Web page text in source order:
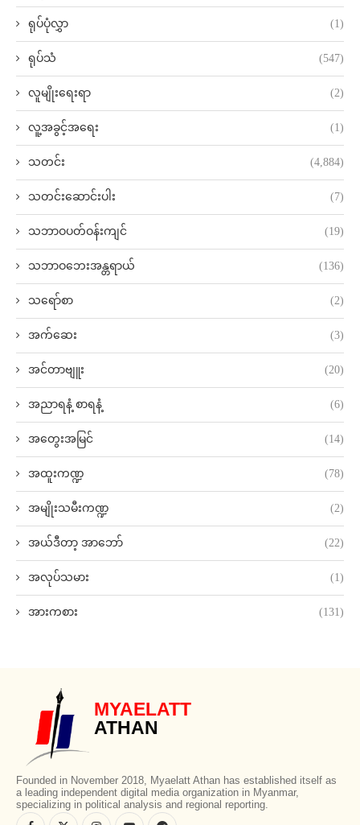
ရုပ်ပုံလွှာ (1)
ရုပ်သံ (547)
လူမျိုးရေးရာ (2)
လူ့အခွင့်အရေး (1)
သတင်း (4,884)
သတင်းဆောင်းပါး (7)
သဘာဝပတ်ဝန်းကျင် (19)
သဘာဝဘေးအန္တရာယ် (136)
သရော်စာ (2)
အက်ဆေး (3)
အင်တာဗျူး (20)
အညာရနံ့ စာရနံ့ (6)
အတွေးအမြင် (14)
အထူးကဏ္ဍ (78)
အမျိုးသမီးကဏ္ဍ (2)
အယ်ဒီတာ့ အာဘော် (22)
အလုပ်သမား (1)
အားကစား (131)
MYAELATT
ATHAN
Founded in November 2018, Myaelatt Athan has established itself as
a leading independent digital media organization in Myanmar,
specializing in political analysis and regional reporting.